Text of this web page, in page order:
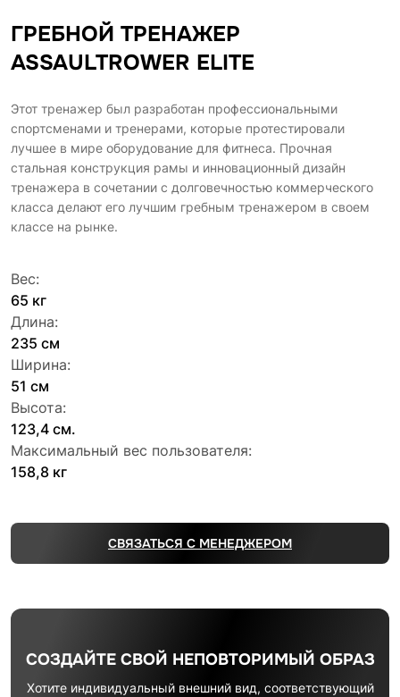
ГРЕБНОЙ ТРЕНАЖЕР
ASSAULTROWER ELITE
Этот тренажер был разработан профессиональными
спортсменами и тренерами, которые протестировали
лучшее в мире оборудование для фитнеса. Прочная
стальная конструкция рамы и инновационный дизайн
тренажера в сочетании с долговечностью коммерческого
класса делают его лучшим гребным тренажером в своем
классе на рынке.
Вес:
65 кг
Длина:
235 см
Ширина:
51 см
Высота:
123,4 см.
Максимальный вес пользователя:
158,8 кг
СВЯЗАТЬСЯ С МЕНЕДЖЕРОМ
СОЗДАЙТЕ СВОЙ НЕПОВТОРИМЫЙ ОБРАЗ
Хотите индивидуальный внешний вид, соответствующий